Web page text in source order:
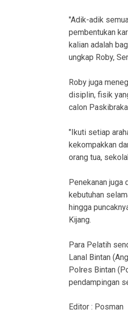
"Adik-adik
pembentukan
kalian adalah
ungkap Roby,
Roby juga
disiplin, fisik
calon
"Ikuti setiap
kekompakkan
orang tua,
Penekanan
kebutuhan
hingga
Kijang.
Para Pelatih
Lanal Bintan
Polres Bintan
pendampingan
Editor : Posman